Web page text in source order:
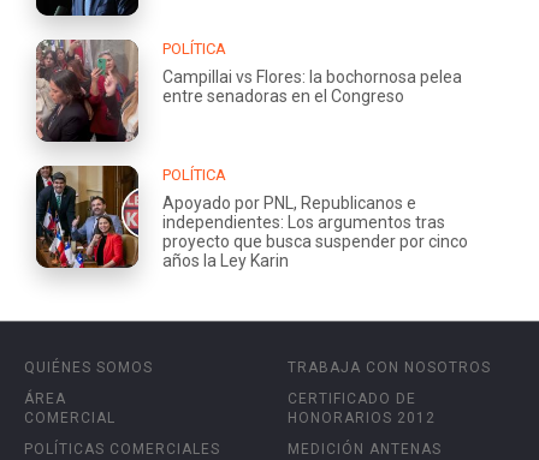
POLÍTICA
Campillai vs Flores: la bochornosa pelea
entre senadoras en el Congreso
POLÍTICA
Apoyado por PNL, Republicanos e
independientes: Los argumentos tras
proyecto que busca suspender por cinco
años la Ley Karin
QUIÉNES SOMOS
ÁREA
COMERCIAL
POLÍTICAS COMERCIALES
TRABAJA CON NOSOTROS
CERTIFICADO DE
HONORARIOS 2012
MEDICIÓN ANTENAS